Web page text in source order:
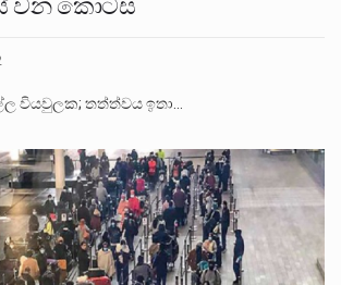
වන කොටස
වියවුලක; තත්ත්වය ඉතා…